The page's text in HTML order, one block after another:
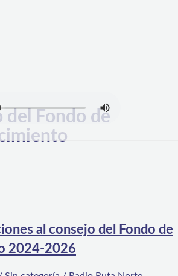
del Fondo de
al consejo del Fondo de
2024-2026